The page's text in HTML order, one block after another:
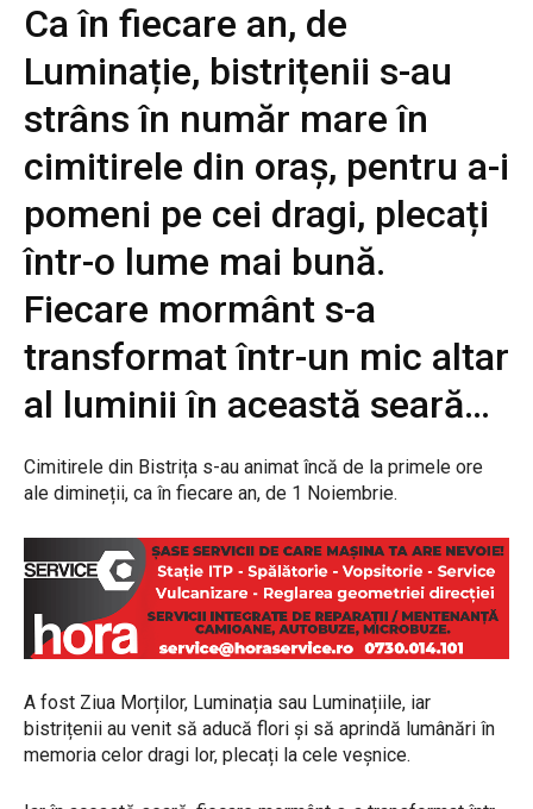
Ca în fiecare an, de
Luminație, bistrițenii s-au
strâns în număr mare în
cimitirele din oraș, pentru a-i
pomeni pe cei dragi, plecați
într-o lume mai bună.
Fiecare mormânt s-a
transformat într-un mic altar
al luminii în această seară…
Cimitirele din Bistrița s-au animat încă de la primele ore
ale dimineții, ca în fiecare an, de 1 Noiembrie.
A fost Ziua Morților, Luminația sau Luminațiile, iar
bistrițenii au venit să aducă flori și să aprindă lumânări în
memoria celor dragi lor, plecați la cele veșnice.